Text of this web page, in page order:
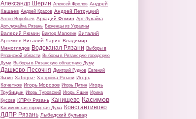
Александр Шерин Алексей Фролов Андрей
Кашаев Андрей Красов Андрей Петруцкий
Антон Воробьев Аркадий Фомин Арт-Лужайка
Арт-лужайка Рязань Беженцы из Украины
Валерий Рюмин Виктор Малюгин Виталий
Артемов Виталий Ларин Владимир
Мимоглядов Водоканал Рязани Выборы в
Рязанской области Выборы в Рязанскую городскую
Думу Выборы в Рязанскую областную Думу
Дашково-Песочня Дмитрий Гудков Евгений
Зызин Заборье Застройка Рязани Игорь
Кочетков Игорь Морозов Игорь Путин Игорь
Трубицын Игорь Туровский Игорь Яшин Ирина
Кусова КПРФ Рязань Канищево Касимов
Касимовская городская Дума Константиново
ЛДПР Рязань Лыбедский бульвар